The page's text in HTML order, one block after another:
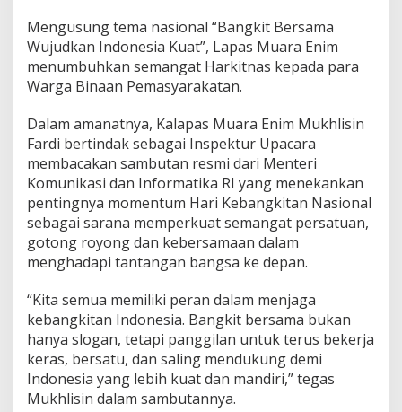
k
a
n
S
e
a
n
g
a
t
H
a
r
k
n
a
s
2
0
2
5
Mengusung tema nasional “Bangkit Bersama
Wujudkan Indonesia Kuat”, Lapas Muara Enim
menumbuhkan semangat Harkitnas kepada para
Warga Binaan Pemasyarakatan.
Dalam amanatnya, Kalapas Muara Enim Mukhlisin
Fardi bertindak sebagai Inspektur Upacara
membacakan sambutan resmi dari Menteri
Komunikasi dan Informatika RI yang menekankan
pentingnya momentum Hari Kebangkitan Nasional
sebagai sarana memperkuat semangat persatuan,
gotong royong dan kebersamaan dalam
menghadapi tantangan bangsa ke depan.
“Kita semua memiliki peran dalam menjaga
kebangkitan Indonesia. Bangkit bersama bukan
hanya slogan, tetapi panggilan untuk terus bekerja
keras, bersatu, dan saling mendukung demi
Indonesia yang lebih kuat dan mandiri,” tegas
Mukhlisin dalam sambutannya.